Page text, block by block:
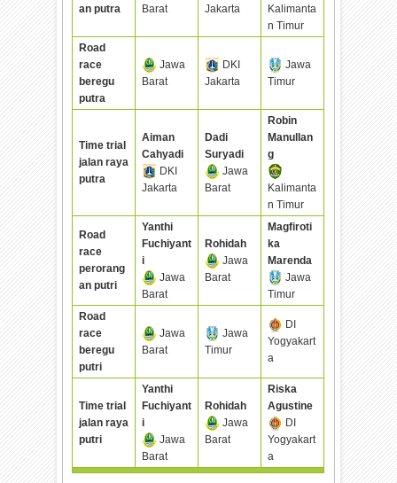
an putra
Barat
Jakarta
Kalimanta
n Timur
Road
race
beregu
putra
Jawa
Barat
DKI
Jakarta
Jawa
Timur
Time trial
jalan raya
putra
Aiman
Cahyadi
DKI
Jakarta
Dadi
Suryadi
Jawa
Barat
Robin
Manullan
g
Kalimanta
n Timur
Road
race
perorang
an putri
Yanthi
Fuchiyant
i
Jawa
Barat
Rohidah
Jawa
Barat
Magfiroti
ka
Marenda
Jawa
Timur
Road
race
beregu
putri
Jawa
Barat
Jawa
Timur
DI
Yogyakart
a
Time trial
jalan raya
putri
Yanthi
Fuchiyant
i
Jawa
Barat
Rohidah
Jawa
Barat
Riska
Agustine
DI
Yogyakart
a